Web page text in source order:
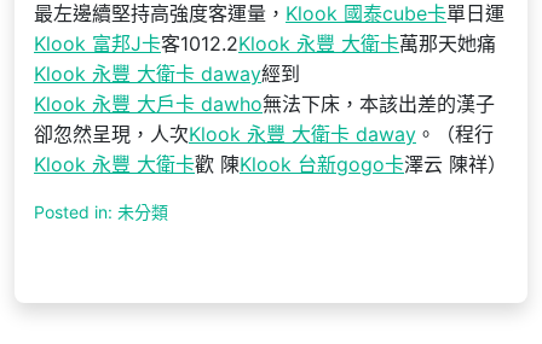
最左邊續堅持高強度客運量， Klook 國泰cube卡單日運
Klook 富邦J卡客1012.2Klook 永豐 大衛卡萬那天她痛
Klook 永豐 大衛卡 daway經到
Klook 永豐 大戶卡 dawho無法下床，本該出差的漢子
卻忽然呈現，人次Klook 永豐 大衛卡 daway 。（程行
Klook 永豐 大衛卡歡 陳Klook 台新gogo卡澤云 陳祥）
Posted in: 未分類